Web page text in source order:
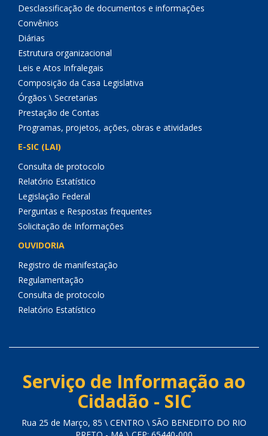
Desclassificação de documentos e informações
Convênios
Diárias
Estrutura organizacional
Leis e Atos Infralegais
Composição da Casa Legislativa
Órgãos \ Secretarias
Prestação de Contas
Programas, projetos, ações, obras e atividades
E-SIC (LAI)
Consulta de protocolo
Relatório Estatístico
Legislação Federal
Perguntas e Respostas frequentes
Solicitação de Informações
OUVIDORIA
Registro de manifestação
Regulamentação
Consulta de protocolo
Relatório Estatístico
Serviço de Informação ao
Cidadão - SIC
Rua 25 de Março, 85 \ CENTRO \ SÃO BENEDITO DO RIO